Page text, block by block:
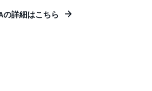
の詳細はこちら